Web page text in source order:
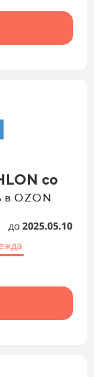
со
в OZON
до 2025.05.10